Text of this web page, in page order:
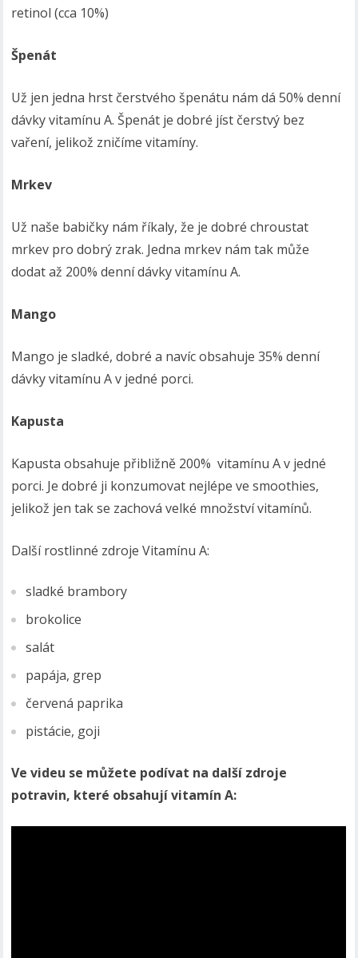
retinol (cca 10%)
Špenát
Už jen jedna hrst čerstvého špenátu nám dá 50% denní
dávky vitamínu A. Špenát je dobré jíst čerstvý bez
vaření, jelikož zničíme vitamíny.
Mrkev
Už naše babičky nám říkaly, že je dobré chroustat
mrkev pro dobrý zrak. Jedna mrkev nám tak může
dodat až 200% denní dávky vitamínu A.
Mango
Mango je sladké, dobré a navíc obsahuje 35% denní
dávky vitamínu A v jedné porci.
Kapusta
Kapusta obsahuje přibližně 200% vitamínu A v jedné
porci. Je dobré ji konzumovat nejlépe ve smoothies,
jelikož jen tak se zachová velké množství vitamínů.
Další rostlinné zdroje Vitamínu A:
sladké brambory
brokolice
salát
papája, grep
červená paprika
pistácie, goji
Ve videu se můžete podívat na další zdroje
potravin, které obsahují vitamín A: